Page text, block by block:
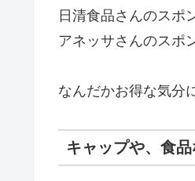
日清食品さんのス
アネッサさんのスポ
なんだかお得な気分
キャップや、食